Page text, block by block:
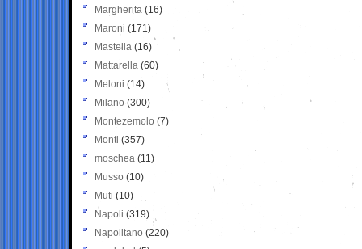
Margherita (16)
Maroni (171)
Mastella (16)
Mattarella (60)
Meloni (14)
Milano (300)
Montezemolo (7)
Monti (357)
moschea (11)
Musso (10)
Muti (10)
Napoli (319)
Napolitano (220)